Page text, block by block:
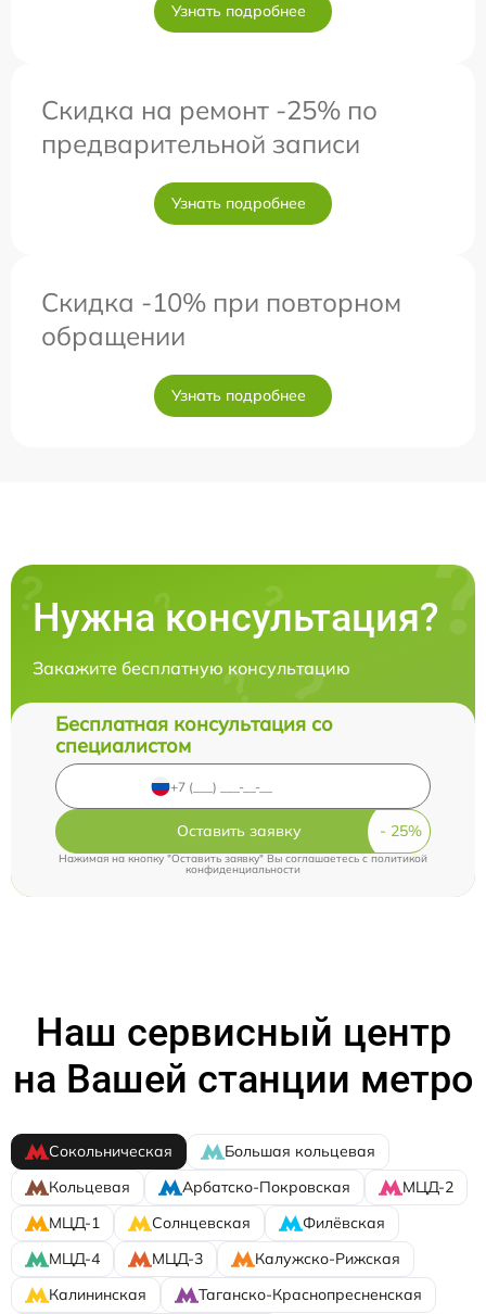
Узнать подробнее
Скидка на ремонт -25% по
предварительной записи
Узнать подробнее
Скидка -10% при повторном
обращении
Узнать подробнее
Нужна консультация?
Закажите бесплатную консультацию
Бесплатная консультация со
специалистом
Оставить заявку
Нажимая на кнопку "Оставить заявку" Вы соглашаетесь c политикой
конфиденциальности
Наш сервисный центр
на Вашей станции метро
Сокольническая
Большая кольцевая
Кольцевая
Арбатско-Покровская
МЦД-2
МЦД-1
Солнцевская
Филёвская
МЦД-4
МЦД-3
Калужско-Рижская
Калининская
Таганско-Краснопресненская